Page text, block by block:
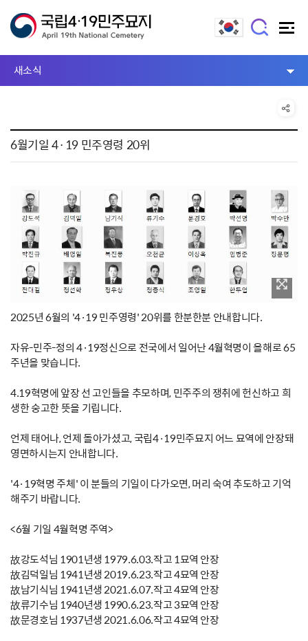
새소식
6월기일 4·19 민주영령 20위
2025년 6월의 '4·19 민주영령' 20위를 한분한분 안내합니다.
자유-민주-정의 4·19정신으로 전국에서 일어난 4월혁명이 올해로 65
주년을 맞습니다.
4.19혁명에 앞장 선 고인들을 추모하며, 민주주의 쟁취에 헌신하고 희
생한 숭고한 뜻을 기립니다.
언제 태어나, 언제 돌아가셨고, 국립4·19민주묘지 어느 묘역에 안장돼
영면하시는지 안내합니다.
'4·19혁명 주체' 이 분들의 기일이 다가오면, 머리 숙여 추도하고 기억
해주기 바랍니다.
<6월 기일 4월혁명 주역>
故강도석님 1901년생 1979.6.03.작고 1묘역 안장
故김덕일님 1941년생 2019.6.23.작고 4묘역 안장
故남기식님 1941년생 2021.6.07.작고 4묘역 안장
故류기수님 1940년생 1990.6.23.작고 3묘역 안장
故문경호님 1937년생 2021.6.06.작고 4묘역 안장